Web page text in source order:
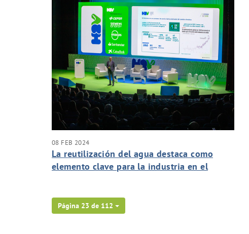
08 FEB 2024
La reutilización del agua destaca como
elemento clave para la industria en el
Página 23 de 112